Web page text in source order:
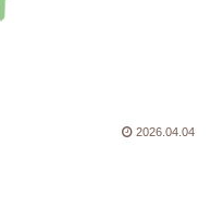
2026.04.04